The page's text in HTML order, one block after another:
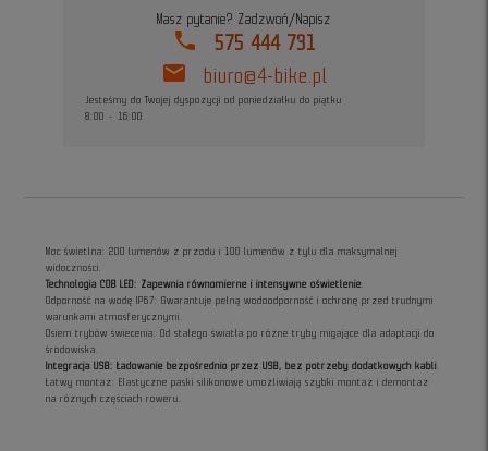
Masz pytanie? Zadzwoń/Napisz
phone 575 444 731
mail biuro@4-bike.pl
Jesteśmy do Twojej dyspozycji od poniedziałku do piątku
8:00 - 16:00
Moc świetlna: 200 lumenów z przodu i 100 lumenów z tyłu dla maksymalnej
widoczności.
Technologia COB LED: Zapewnia równomierne i intensywne oświetlenie.
Odporność na wodę IP67: Gwarantuje pełną wodoodporność i ochronę przed trudnymi
warunkami atmosferycznymi.
Osiem trybów świecenia: Od stałego światła po różne tryby migające dla adaptacji do
środowiska.
Integracja USB: Ładowanie bezpośrednio przez USB, bez potrzeby dodatkowych kabli.
Łatwy montaż: Elastyczne paski silikonowe umożliwiają szybki montaż i demontaż
na różnych częściach roweru.